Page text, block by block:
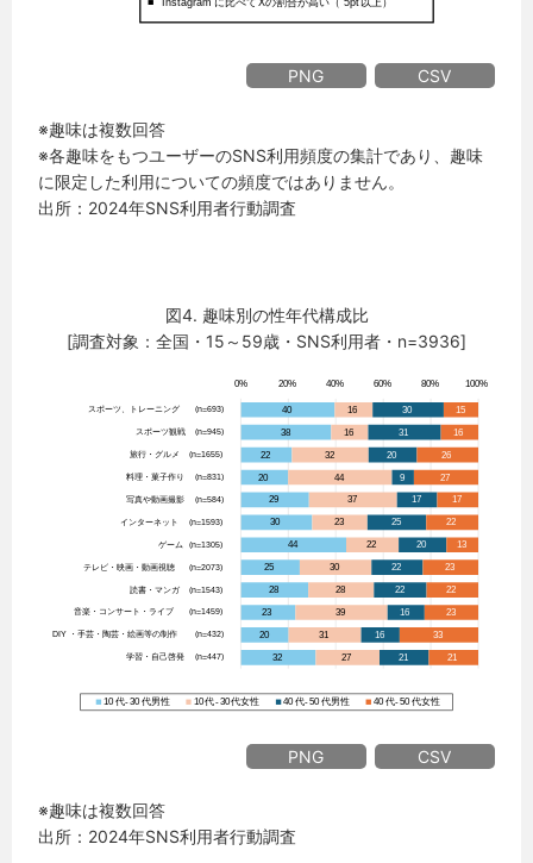
PNG CSV
※趣味は複数回答
※各趣味をもつユーザーのSNS利用頻度の集計であり、趣味
に限定した利用についての頻度ではありません。
出所：2024年SNS利用者行動調査
図4. 趣味別の性年代構成比
[調査対象：全国・15～59歳・SNS利用者・n=3936]
PNG CSV
※趣味は複数回答
出所：2024年SNS利用者行動調査